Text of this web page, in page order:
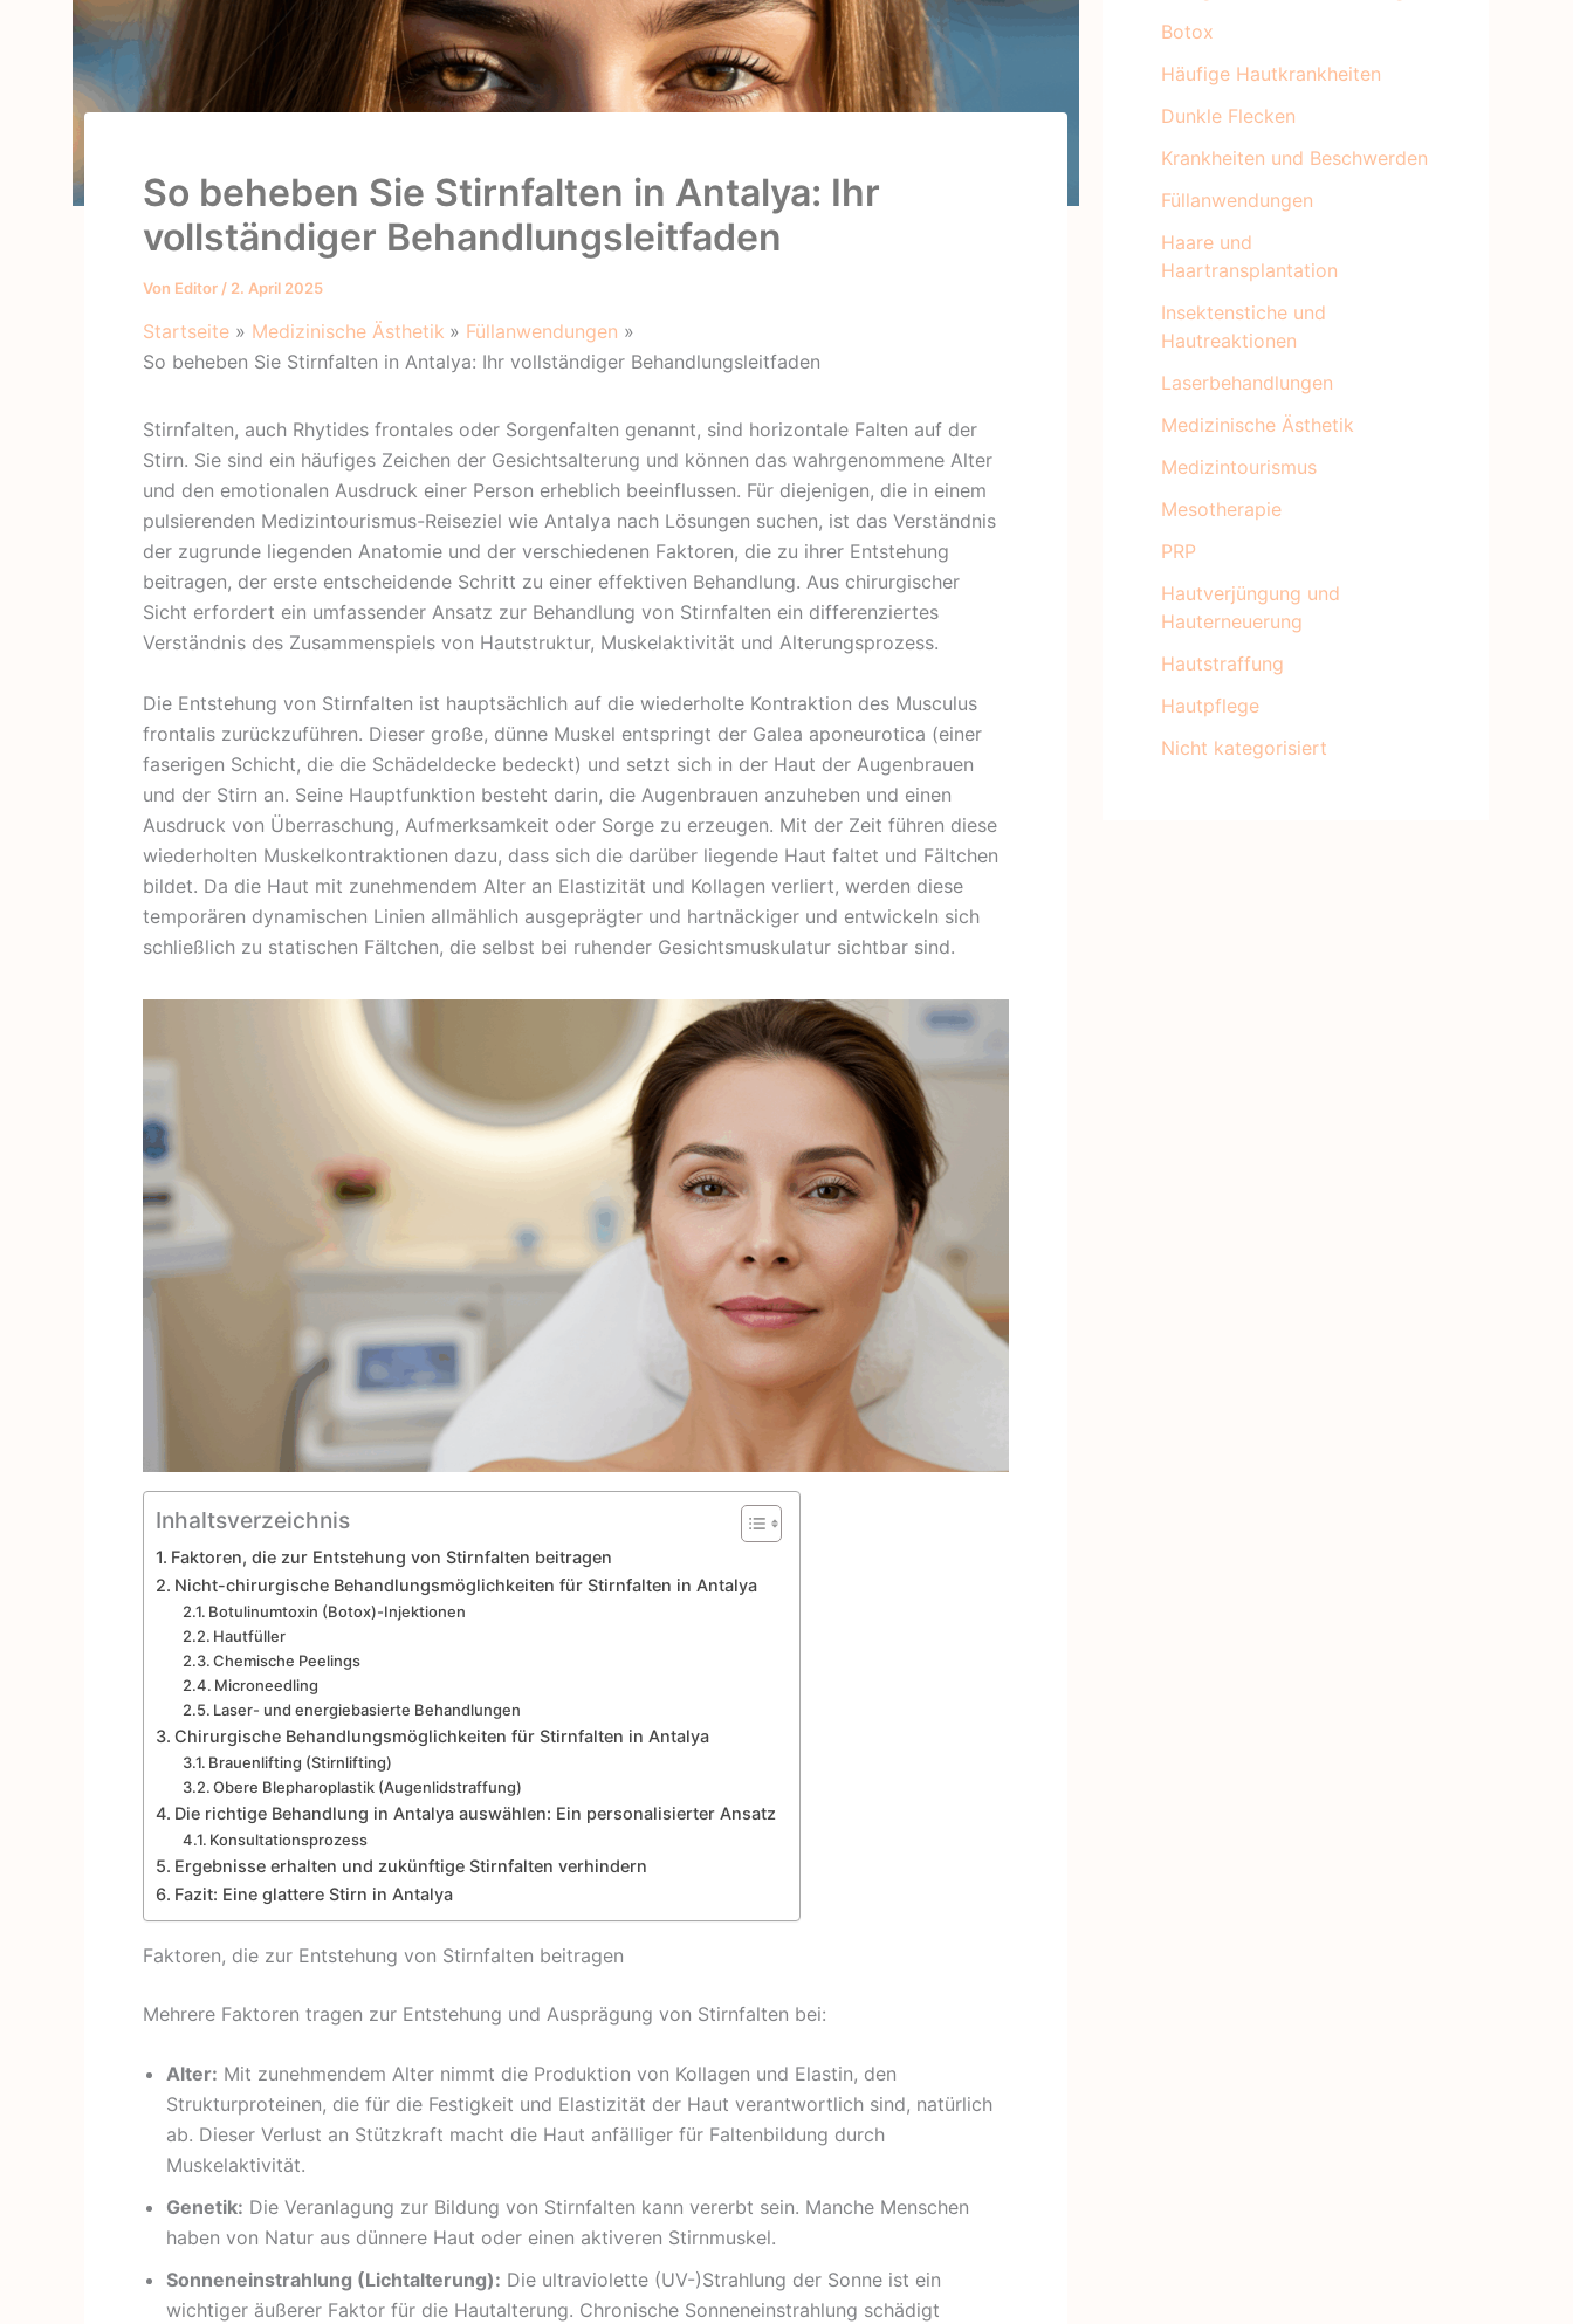
So beheben Sie Stirnfalten in Antalya: Ihr
vollständiger Behandlungsleitfaden
Von Editor / 2. April 2025
Startseite Medizinische Ästhetik
Füllanwendungen
So beheben Sie Stirnfalten in Antalya: Ihr vollständiger Behandlungsleitfaden
Stirnfalten, auch Rhytides frontales oder Sorgenfalten genannt, sind horizontale Falten auf der
Stirn. Sie sind ein häufiges Zeichen der Gesichtsalterung und können das wahrgenommene Alter
und den emotionalen Ausdruck einer Person erheblich beeinflussen. Für diejenigen, die in einem
pulsierenden Medizintourismus-Reiseziel wie Antalya nach Lösungen suchen, ist das Verständnis
der zugrunde liegenden Anatomie und der verschiedenen Faktoren, die zu ihrer Entstehung
beitragen, der erste entscheidende Schritt zu einer effektiven Behandlung. Aus chirurgischer
Sicht erfordert ein umfassender Ansatz zur Behandlung von Stirnfalten ein differenziertes
Verständnis des Zusammenspiels von Hautstruktur, Muskelaktivität und Alterungsprozess.
Die Entstehung von Stirnfalten ist hauptsächlich auf die wiederholte Kontraktion des Musculus
frontalis zurückzuführen. Dieser große, dünne Muskel entspringt der Galea aponeurotica (einer
faserigen Schicht, die die Schädeldecke bedeckt) und setzt sich in der Haut der Augenbrauen
und der Stirn an. Seine Hauptfunktion besteht darin, die Augenbrauen anzuheben und einen
Ausdruck von Überraschung, Aufmerksamkeit oder Sorge zu erzeugen. Mit der Zeit führen diese
wiederholten Muskelkontraktionen dazu, dass sich die darüber liegende Haut faltet und Fältchen
bildet. Da die Haut mit zunehmendem Alter an Elastizität und Kollagen verliert, werden diese
temporären dynamischen Linien allmählich ausgeprägter und hartnäckiger und entwickeln sich
schließlich zu statischen Fältchen, die selbst bei ruhender Gesichtsmuskulatur sichtbar sind.
Inhaltsverzeichnis
Faktoren, die zur Entstehung von Stirnfalten beitragen
Nicht-chirurgische Behandlungsmöglichkeiten für Stirnfalten in Antalya
Botulinumtoxin (Botox)-Injektionen
Hautfüller
Chemische Peelings
Microneedling
Laser- und energiebasierte Behandlungen
Chirurgische Behandlungsmöglichkeiten für Stirnfalten in Antalya
Brauenlifting (Stirnlifting)
Obere Blepharoplastik (Augenlidstraffung)
Die richtige Behandlung in Antalya auswählen: Ein personalisierter Ansatz
Konsultationsprozess
Ergebnisse erhalten und zukünftige Stirnfalten verhindern
Fazit: Eine glattere Stirn in Antalya
Faktoren, die zur Entstehung von Stirnfalten beitragen
Mehrere Faktoren tragen zur Entstehung und Ausprägung von Stirnfalten bei:
Alter: Mit zunehmendem Alter nimmt die Produktion von Kollagen und Elastin, den
Strukturproteinen, die für die Festigkeit und Elastizität der Haut verantwortlich sind, natürlich
ab. Dieser Verlust an Stützkraft macht die Haut anfälliger für Faltenbildung durch
Muskelaktivität.
Genetik: Die Veranlagung zur Bildung von Stirnfalten kann vererbt sein. Manche Menschen
haben von Natur aus dünnere Haut oder einen aktiveren Stirnmuskel.
Sonneneinstrahlung (Lichtalterung): Die ultraviolette (UV-)Strahlung der Sonne ist ein
wichtiger äußerer Faktor für die Hautalterung. Chronische Sonneneinstrahlung schädigt
Botox
Häufige Hautkrankheiten
Dunkle Flecken
Krankheiten und Beschwerden
Füllanwendungen
Haare und
Haartransplantation
Insektenstiche und
Hautreaktionen
Laserbehandlungen
Medizinische Ästhetik
Medizintourismus
Mesotherapie
PRP
Hautverjüngung und
Hauterneuerung
Hautstraffung
Hautpflege
Nicht kategorisiert